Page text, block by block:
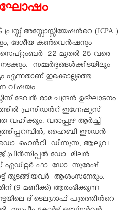
അസ്സോസ്സിയേഷന്‍റെ (ICPA )
ദേശീയ കണ്‍വെന്‍ഷനും
22 മുതല്‍ 25 വരെ
സമ്മര്‍ദ്ദങ്ങള്‍ക്കിടയിലും
എന്നതാണ് ഇക്കൊല്ലത്തെ
വിഷയം.
ദേവന്‍ രാമചന്ദ്രന്‍ ഉദ്ഘാടനം
പ്രസിഡന്‍റ് ഇഗ്നേഷ്യസ്
വരാപ്പുഴ ആര്‍ച്ച്
ഹൈബി ഈഡന്‍
ഡൊ. ഹെന്‍റി ഡിസൂസ, ആലുവ
ഡോ. മിലന്‍
എഡിറ്റര്‍ ഫാ. ഡോ. സുരേഷ്
തുടങ്ങിയവര്‍ ആശംസനേരും.
(9 മണിക്ക്) ആരംഭിക്കുന്ന
ദ് ടെലഗ്രാഫ് പത്രത്തിന്‍റെ